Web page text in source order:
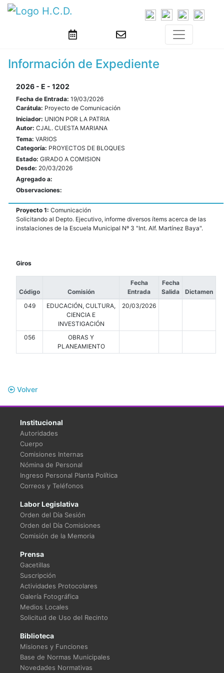
Información de Expediente
2026 - E - 1202
Fecha de Entrada: 19/03/2026
Carátula: Proyecto de Comunicación
Iniciador: UNION POR LA PATRIA
Autor: CJAL. CUESTA MARIANA
Tema: VARIOS
Categoría: PROYECTOS DE BLOQUES
Estado: GIRADO A COMISION
Desde: 20/03/2026
Agregado a:
Observaciones:
Proyecto 1: Comunicación
Solicitando al Depto. Ejecutivo, informe diversos ítems acerca de las
instalaciones de la Escuela Municipal Nº 3 "Int. Alf. Martínez Baya".
Giros
Código Comisión
Fecha
Entrada
Fecha
Salida
Dictamen
049
EDUCACIÓN, CULTURA,
CIENCIA E
INVESTIGACIÓN
20/03/2026
056
OBRAS Y
PLANEAMIENTO
Volver
Institucional
Autoridades
Cuerpo
Comisiones Internas
Nómina de Personal
Ingreso Personal Planta Política
Correos y Teléfonos
Labor Legislativa
Orden del Día Sesión
Orden del Día Comisiones
Comisión de la Memoria
Prensa
Gacetillas
Suscripción
Actividades Protocolares
Galería Fotográfica
Medios Locales
Solicitud de Uso del Recinto
Biblioteca
Misiones y Funciones
Base de Normas Municipales
Novedades Normativas